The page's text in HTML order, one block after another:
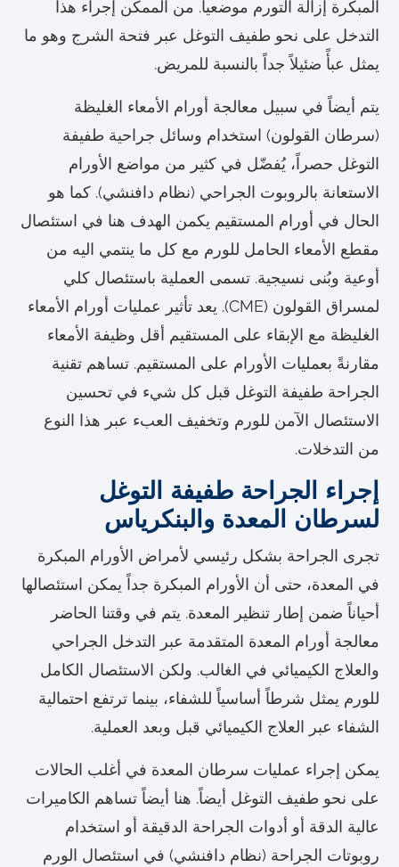
المبكرة إزالة التورم موضعياً. من الممكن إجراء هذا
التدخل على نحو طفيف التوغل عبر فتحة الشرج وهو ما
يمثل عبأً ضئيلاً جداً بالنسبة للمريض.
يتم أيضاً في سبيل معالجة أورام الأمعاء الغليظة
(سرطان القولون) استخدام وسائل جراحية طفيفة
التوغل حصراً، يُفضّل في كثير من مواضع الأورام
الاستعانة بالروبوت الجراحي (نظام دافنشي). كما هو
الحال في أورام المستقيم يكمن الهدف هنا في استئصال
مقطع الأمعاء الحامل للورم مع كل ما ينتمي اليه من
أوعية وبُنى نسيجية. تسمى العملية باستئصال كلي
لمسراق القولون (CME). يعد تأثير عمليات أورام الأمعاء
الغليظة مع الإبقاء على المستقيم أقل وظيفة الأمعاء
مقارنةً بعمليات الأورام على المستقيم. تساهم تقنية
الجراحة طفيفة التوغل قبل كل شيء في تحسين
الاستئصال الآمن للورم وتخفيف العبء عبر هذا النوع
من التدخلات.
إجراء الجراحة طفيفة التوغل
لسرطان المعدة والبنكرياس
تجرى الجراحة بشكل رئيسي لأمراض الأورام المبكرة
في المعدة، حتى أن الأورام المبكرة جداً يمكن استئصالها
أحياناً ضمن إطار تنظير المعدة. يتم في وقتنا الحاضر
معالجة أورام المعدة المتقدمة عبر التدخل الجراحي
والعلاج الكيميائي في الغالب. ولكن الاستئصال الكامل
للورم يمثل شرطاً أساسياً للشفاء، بينما ترتفع احتمالية
الشفاء عبر العلاج الكيميائي قبل وبعد العملية.
يمكن إجراء عمليات سرطان المعدة في أغلب الحالات
على نحو طفيف التوغل أيضاً. هنا أيضاً تساهم الكاميرات
عالية الدقة أو أدوات الجراحة الدقيقة أو استخدام
روبوتات الجراحة (نظام دافنشي) في استئصال الورم